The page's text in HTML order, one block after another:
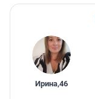
Ирина,46